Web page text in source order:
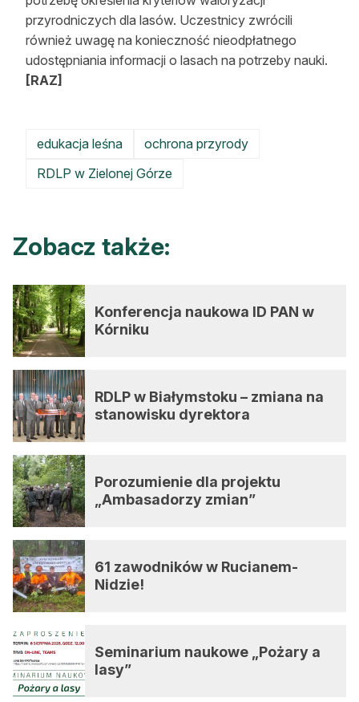
przyrodniczych dla lasów. Uczestnicy zwrócili
również uwagę na konieczność nieodpłatnego
udostępniania informacji o lasach na potrzeby nauki.
[RAZ]
edukacja leśna
ochrona przyrody
RDLP w Zielonej Górze
Zobacz także:
Konferencja naukowa ID PAN w
Kórniku
RDLP w Białymstoku – zmiana na
stanowisku dyrektora
Porozumienie dla projektu
„Ambasadorzy zmian”
61 zawodników w Rucianem-
Nidzie!
Seminarium naukowe „Pożary a
lasy”